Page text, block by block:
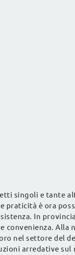
singoli e tante
praticità è ora
In
convenienza. Alla
nel settore del
arredative sul